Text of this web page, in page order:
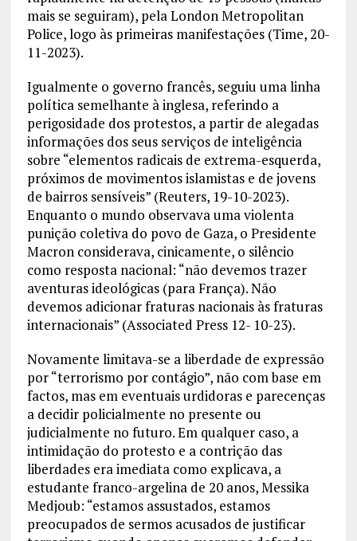
mais se seguiram), pela London Metropolitan
Police, logo às primeiras manifestações (Time, 20-
11-2023).
Igualmente o governo francês, seguiu uma linha
política semelhante à inglesa, referindo a
perigosidade dos protestos, a partir de alegadas
informações dos seus serviços de inteligência
sobre “elementos radicais de extrema-esquerda,
próximos de movimentos islamistas e de jovens
de bairros sensíveis” (Reuters, 19-10-2023).
Enquanto o mundo observava uma violenta
punição coletiva do povo de Gaza, o Presidente
Macron considerava, cinicamente, o silêncio
como resposta nacional: “não devemos trazer
aventuras ideológicas (para França). Não
devemos adicionar fraturas nacionais às fraturas
internacionais” (Associated Press 12- 10-23).
Novamente limitava-se a liberdade de expressão
por “terrorismo por contágio”, não com base em
factos, mas em eventuais urdidoras e parecenças
a decidir policialmente no presente ou
judicialmente no futuro. Em qualquer caso, a
intimidação do protesto e a contrição das
liberdades era imediata como explicava, a
estudante franco-argelina de 20 anos, Messika
Medjoub: “estamos assustados, estamos
preocupados de sermos acusados de justificar